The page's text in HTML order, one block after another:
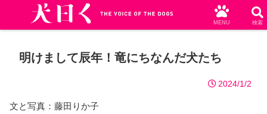
明けまして辰年！竜にちなんだ犬たち
2024/1/2
文と写真：藤田りか子
MENU 検索